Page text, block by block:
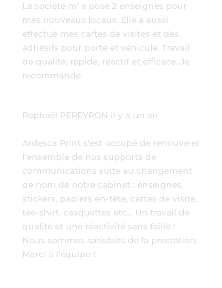
La société m' a posé 2 enseignes pour
mes nouveaux locaux. Elle a aussi
effectué mes cartes de visites et des
adhésifs pour porte et véhicule. Travail
de qualité, rapide, réactif et efficace. Je
recommande.
Raphaël PEREYRON il y a un an
Ardesca Print s'est occupé de renouveler
l'ensemble de nos supports de
communications suite au changement
de nom de notre cabinet : enseignes,
stickers, papiers en-tête, cartes de visite,
tee-shirt, casquettes etc... Un travail de
qualité et une réactivité sans faille !
Nous sommes satisfaits de la prestation.
Merci à l'équipe !